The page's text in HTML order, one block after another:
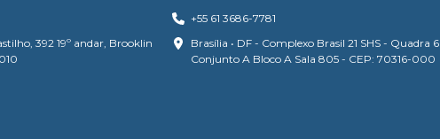
392 19º andar, Brooklin
+55 61 3686-7781
Brasília • DF - Complexo Brasil 21 SHS - Quadra 6
Conjunto A Bloco A Sala 805 - CEP: 70316-000